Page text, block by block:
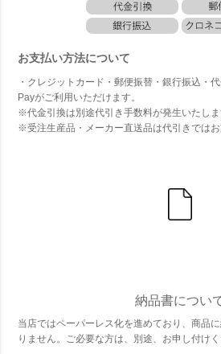
お支払い方法について
・クレジットカード・郵便振替・銀行振込・
Payがご利用いただけます。
※代金引換は別途代引き手数料が発生いたしま
※受注生産品・メーカー直送品は代引きではお
納品書につい
当店ではペーパーレス化を進めており、商品
りません。ご必要な方は、別途、お申し付けく